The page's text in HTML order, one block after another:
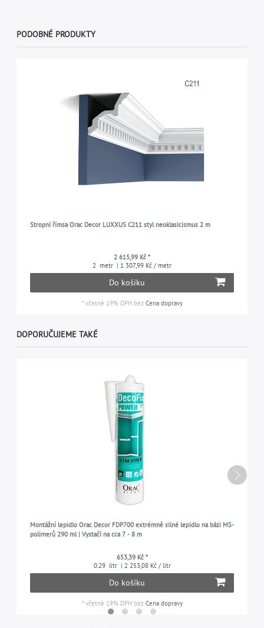
PODOBNÉ PRODUKTY
Stropní římsa Orac Decor LUXXUS C211 styl neoklasicismus 2 m
2 615,99 Kč *
2 metr | 1 307,99 Kč / metr
Do košíku
*včetně 19% DPHbez Cena dopravy
DOPORUČUJEME TAKÉ
Montážní lepidlo Orac Decor FDP700 extrémně silné lepidlo na bázi MS-
polimerů 290 ml | Vystačí na cca 7 - 8 m
653,39 Kč *
0.29 litr | 2 253,08 Kč / litr
Do košíku
*včetně 19% DPHbez Cena dopravy